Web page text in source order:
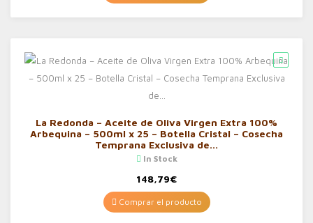
La Redonda – Aceite de Oliva Virgen Extra 100%
Arbequina – 500ml x 25 – Botella Cristal – Cosecha
Temprana Exclusiva de…
In Stock
148,79€
Comprar el producto